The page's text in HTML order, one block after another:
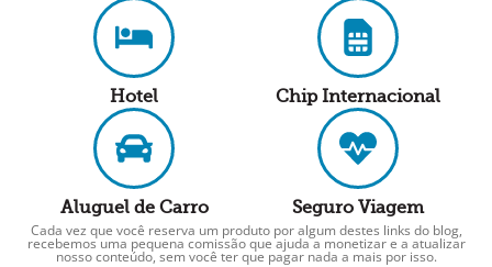
Hotel Chip Internacional
Aluguel de Carro Seguro Viagem
Cada vez que você reserva um produto por algum destes links do blog,
recebemos uma pequena comissão que ajuda a monetizar e a atualizar
nosso conteúdo, sem você ter que pagar nada a mais por isso.